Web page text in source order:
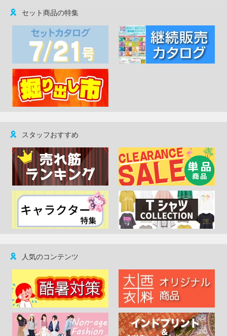
セット商品の特集
スタッフおすすめ
人気のコンテンツ